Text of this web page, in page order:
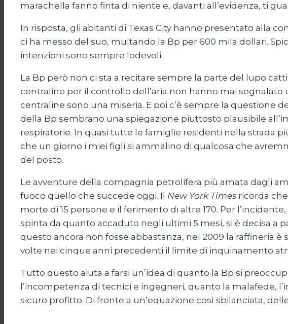
marachella fanno finta di niente e, davanti all’evidenza, ti
In risposta, gli abitanti di Texas City hanno presentato alla
ci ha messo del suo, multando la Bp per 600 mila dollari.
intenzioni sono sempre lodevoli.
La Bp però non ci sta a recitare sempre la parte del lupo
centraline per il controllo dell’aria non hanno mai
centraline sono una miseria. E poi c’è sempre la questione
della Bp sembrano una spiegazione piuttosto plausibile
respiratorie. In quasi tutte le famiglie residenti nella strada
che un giorno i miei figli si ammalino di qualcosa che
del posto.
Le avventure della compagnia petrolifera più amata dagli
fuoco quello che succede oggi. Il New York Times ricorda
morte di 15 persone e il ferimento di altre 170. Per
spinta da quanto accaduto negli ultimi 5 mesi, si è decisa a
questo ancora non fosse abbastanza, nel 2009 la raffineria
volte nei cinque anni precedenti il limite di inquinamento
Tutto questo aiuta a farsi un’idea di quanto la Bp si
l’incompetenza di tecnici e ingegneri, quanto la malafede,
sicuro profitto. Di fronte a un’equazione così sbilanciata,